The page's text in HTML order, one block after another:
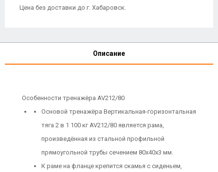
Цена без доставки до г. Хабаровск.
Описание
Особенности тренажёра AV212/80
Основой тренажёра Вертикальная-горизонтальная
тяга 2 в 1 100 кг AV212/80 является рама,
произведённая из стальной профильной
прямоугольной трубы сечением 80х40х3 мм.
К раме на фланце крепится скамья с сиденьем,